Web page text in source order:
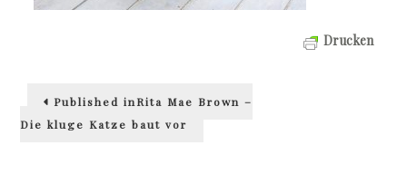
Drucken
Beitragsnavigation
Published inRita Mae Brown –
Die kluge Katze baut vor